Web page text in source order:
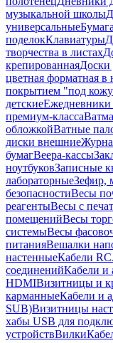
музыкальной школы
универсальные
поделокКлавиатуры
творчества в листах
крепированнаяДоски
цветная форматная в
покрытием "под кожу
детскиеЕжедневники
премиум-класса
обложкойВатные
диски внешние
бумагВеера-кассы
ноутбуковЗаписные
лабораторныеЗефир,
безопасностиВесы
реагентыВесы с
помещенийВесы
системыВесы
питанияВешалки
настенныеКабели
соединенийКабели и
HDMIВизитницы и
карманныеКабели и
SUB)Визитницы
хабы USB для
устройствВилки